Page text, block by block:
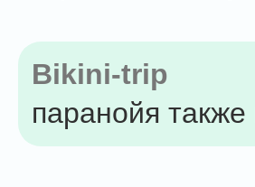
Bikini-trip
паранойя